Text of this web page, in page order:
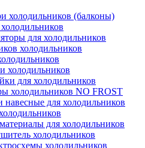
холодильников (балконы)
для холодильников
холодильников
холодильников
для холодильников
холодильников NO FROST
навесные для холодильников
для холодильников
холодильников
холодильников